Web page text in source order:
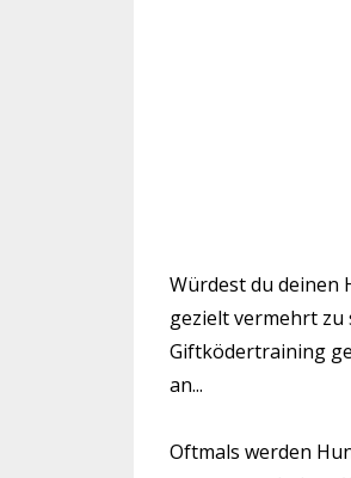
Würdest du deinen
gezielt vermehrt zu
Giftködertraining
an...
Oftmals werden